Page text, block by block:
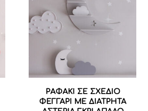
ΡΑΦΑΚΙ ΣΕ ΣΧΕΔΙΟ
ΦΕΓΓΑΡΙ ΜΕ ΔΙΑΤΡΗΤΑ